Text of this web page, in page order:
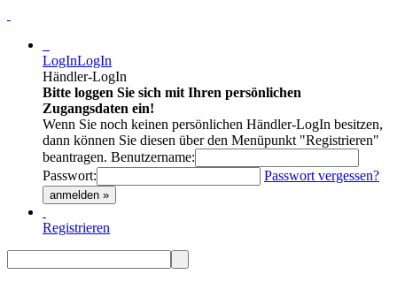
LogInLogIn
Händler-LogIn
Bitte loggen Sie sich mit Ihren persönlichen
Zugangsdaten ein!
Wenn Sie noch keinen persönlichen Händler-LogIn besitzen,
dann können Sie diesen über den Menüpunkt "Registrieren"
beantragen. Benutzername:
Passwort:
Passwort vergessen?
anmelden »
Registrieren